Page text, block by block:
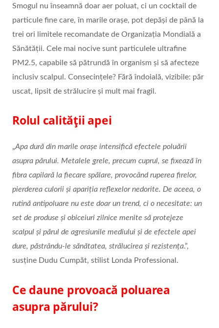
Smogul nu înseamnă doar aer poluat, ci un cocktail de
particule fine care, în marile orașe, pot depăși de până la
trei ori limitele recomandate de Organizația Mondială a
Sănătății. Cele mai nocive sunt particulele ultrafine
PM2.5, capabile să pătrundă în organism și să afecteze
inclusiv scalpul. Consecințele? Fără îndoială, vizibile: păr
uscat, lipsit de strălucire și mult mai fragil.
Rolul calității apei
„Apa dură din marile orașe intensifică efectele poluării
asupra părului. Metalele grele, precum cuprul, se fixează în
fibra capilară la fiecare spălare, provocând ruperea firelor,
pierderea culorii și apariția reflexelor nedorite. De aceea, o
rutină antipoluare nu este doar un trend, ci o necesitate: un
set de produse și obiceiuri zilnice menite să protejeze
scalpul și părul de agresiunile mediului și de efectele apei
dure, păstrându-le sănătatea, strălucirea și rezistența.”,
susține Dudu Cumpăt, stilist Londa Professional.
Ce daune provoacă poluarea
asupra părului?